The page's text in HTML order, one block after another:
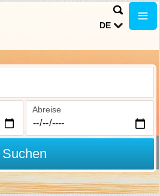
DE
Abreise
Suchen